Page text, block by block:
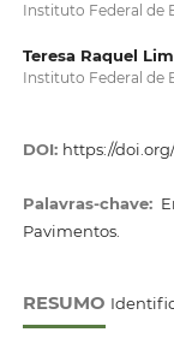
Instituto Federal de
Teresa Raquel
Instituto Federal de
DOI: https://doi.org/
Palavras-chave:
Pavimentos.
RESUMO